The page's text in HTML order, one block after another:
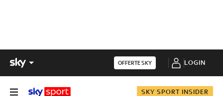
OFFERTE SKY LOGIN
SKY SPORT INSIDER